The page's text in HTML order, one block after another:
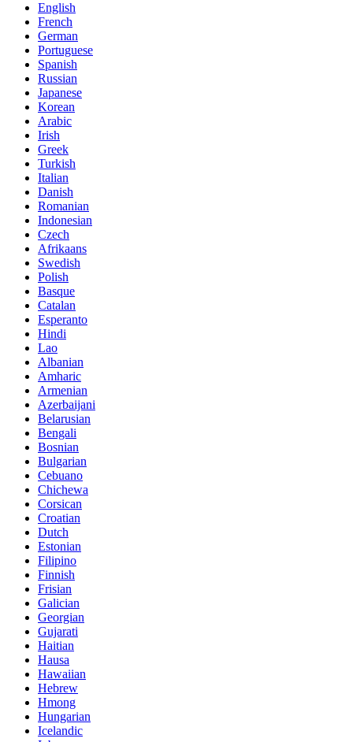
English
French
German
Portuguese
Spanish
Russian
Japanese
Korean
Arabic
Irish
Greek
Turkish
Italian
Danish
Romanian
Indonesian
Czech
Afrikaans
Swedish
Polish
Basque
Catalan
Esperanto
Hindi
Lao
Albanian
Amharic
Armenian
Azerbaijani
Belarusian
Bengali
Bosnian
Bulgarian
Cebuano
Chichewa
Corsican
Croatian
Dutch
Estonian
Filipino
Finnish
Frisian
Galician
Georgian
Gujarati
Haitian
Hausa
Hawaiian
Hebrew
Hmong
Hungarian
Icelandic